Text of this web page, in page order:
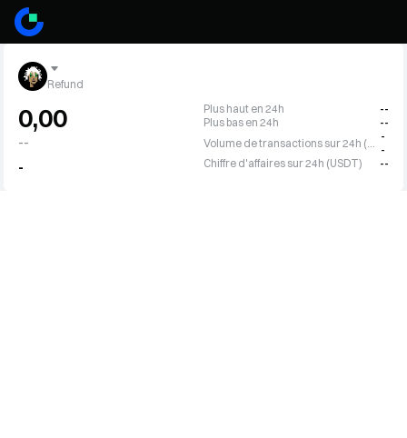
Refund
0,00
--
-
Plus haut en 24h
--
Plus bas en 24h
--
-
-
Chiffre d'affaires sur 24h (USDT)
--